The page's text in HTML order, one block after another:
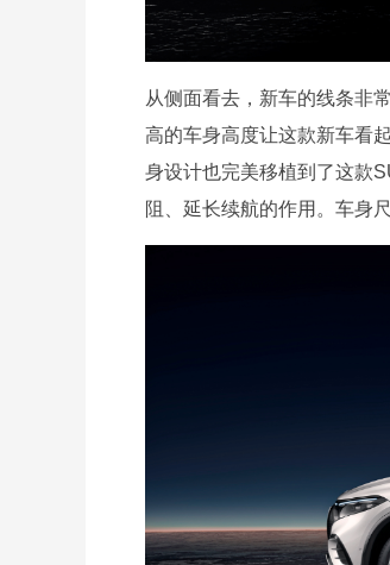
从侧面看去，新车的线条非
高的车身高度让这款新车看
身设计也完美移植到了这款
阻、延长续航的作用。车身